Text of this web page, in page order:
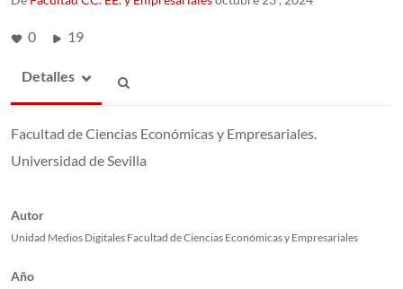
0 19
Detalles
Facultad de Ciencias Económicas y Empresariales.
Universidad de Sevilla
Autor
Unidad Medios Digitales Facultad de Ciencias Económicas y Empresariales
Año